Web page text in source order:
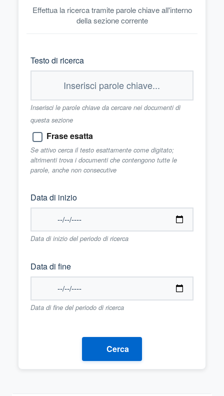
Effettua la ricerca tramite parole chiave all'interno
della sezione corrente
Testo di ricerca
Inserisci le parole chiave da cercare nei documenti di
questa sezione
Frase esatta
Se attivo cerca il testo esattamente come digitato;
altrimenti trova i documenti che contengono tutte le
parole, anche non consecutive
Data di inizio
Data di inizio del periodo di ricerca
Data di fine
Data di fine del periodo di ricerca
Cerca